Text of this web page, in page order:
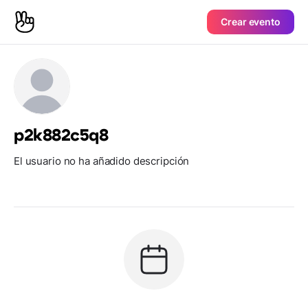
Crear evento
p2k882c5q8
El usuario no ha añadido descripción